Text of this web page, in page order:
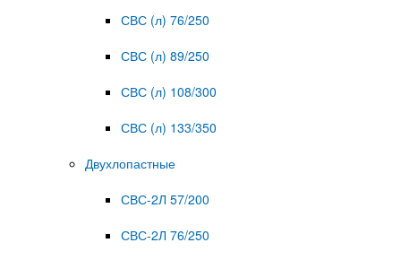
СВС (л) 76/250
СВС (л) 89/250
СВС (л) 108/300
СВС (л) 133/350
Двухлопастные
СВС-2Л 57/200
СВС-2Л 76/250